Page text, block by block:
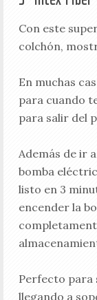
Con este
colchón,
En muchas
para cuando
para salir del
Además de ir
bomba
listo en 3
encender la
Perfecto para
llegando a